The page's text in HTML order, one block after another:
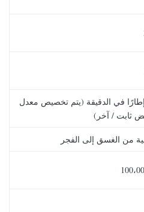
20 إطارًا في الدقيقة (يتم تخصيص معدل
ثابت / آخر)
من الغسق إلى الفجر